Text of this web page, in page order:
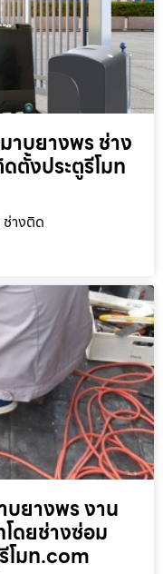
าบยางพร ช่าง
ตั้งประตูรีโมท
ช่างติด
บยางพร งาน
ดยช่างซ่อม
โมท.com